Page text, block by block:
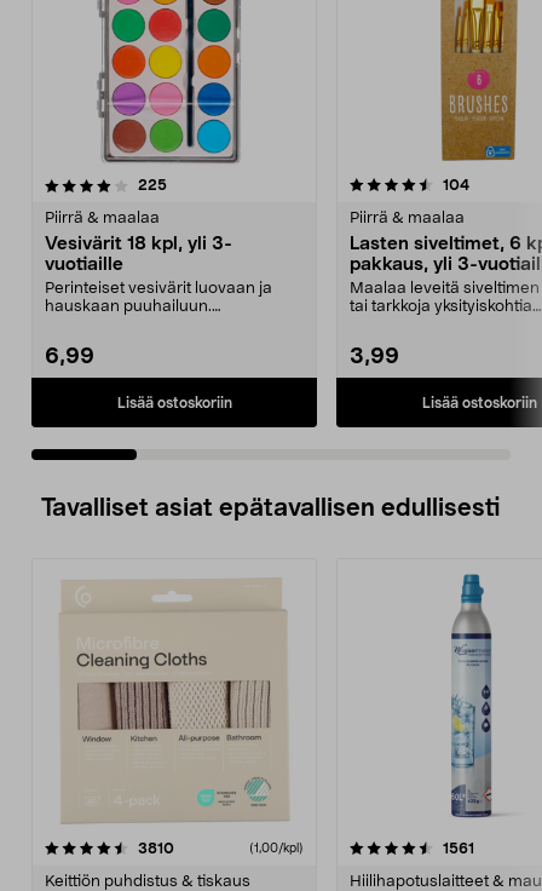
225arvostelut
Piirrä & maalaa
Vesivärit 18 kpl, yli 3-
vuotiaille
Perinteiset vesivärit luovaan ja
hauskaan puuhailuun.
6,99
Lisää ostoskoriin
4.5 viidestä
104arvostelut
Piirrä & maalaa
Lasten siveltimet, 6
pakkaus, yli 3-
Maalaa leveitä
tai tarkkoja yksityiskohtia
3,99
Lisää ostoskoriin
4.5 viidestä
Tavalliset asiat epätavallisen edullisesti
3810arvostelut (1,00/kpl)
Keittiön puhdistus & tiskaus
4.5viidestä
1561
Hiilihapotuslaitteet &
4.5viidestä